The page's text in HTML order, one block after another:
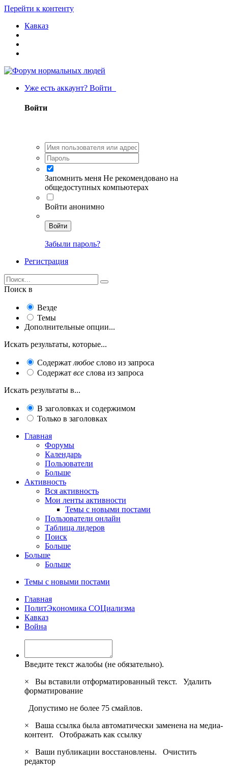
Перейти к контенту
Кавказ
Уже есть аккаунт? Войти
Войти
Запомнить меня Не рекомендовано на
общедоступных компьютерах
Войти анонимно
Войти
Забыли пароль?
Регистрация
Поиск в
Везде
Темы
Дополнительные опции...
Искать результаты, которые...
Содержат любое слово из запроса
Содержат все слова из запроса
Искать результаты в...
В заголовках и содержимом
Только в заголовках
Главная
Форумы
Календарь
Пользователи
Больше
Активность
Вся активность
Мои ленты активности
Темы с новыми постами
Пользователи онлайн
Таблица лидеров
Поиск
Больше
Больше
Больше
Темы с новыми постами
Главная
ПoлитЭкoнoмика СOЦиализма
Кавказ
Война
Введите текст жалобы (не обязательно).
×
Вы вставили отформатированный текст. Удалить
форматирование
Допустимо не более 75 смайлов.
×
Ваша ссылка была автоматически заменена на медиа-
контент. Отображать как ссылку
×
Ваши публикации восстановлены. Очистить
редактор